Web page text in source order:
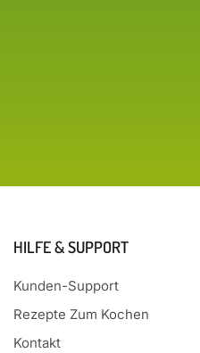
HILFE & SUPPORT
Kunden-Support
Rezepte Zum Kochen
Kontakt